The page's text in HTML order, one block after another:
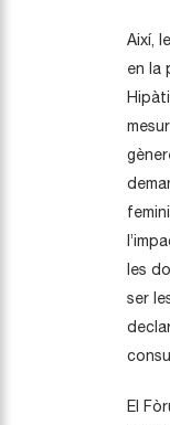
Així,
en la
les
ser
El